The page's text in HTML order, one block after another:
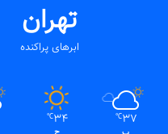
تهران
ابرهای پراکنده
37
℃
34
℃